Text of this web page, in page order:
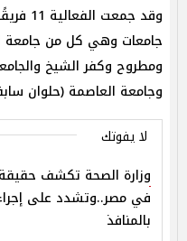
جامعات وهي كل من جامعة
ومطروح وكفر الشيخ
وجامعة العاصمة (حلوان
لا يفوتك
وزارة الصحة تكشف حقيقة
في مصر..وتشدد على
بالمنافذ